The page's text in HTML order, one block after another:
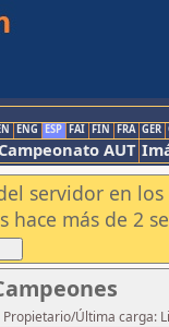
ENG ESP FAI FIN FRA GER
Campeonato AUT
servidor en
más de 2
Última carga: